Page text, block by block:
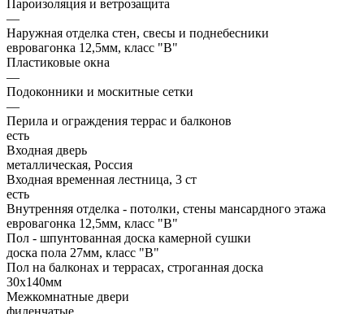
Пароизоляция и ветрозащита
—
Наружная отделка стен, свесы и поднебесники
евровагонка 12,5мм, класс "В"
Пластиковые окна
—
Подоконники и москитные сетки
—
Перила и ограждения террас и балконов
есть
Входная дверь
металлическая, Россия
Входная временная лестница, 3 ст
есть
Внутренняя отделка - потолки, стены мансардного этажа
евровагонка 12,5мм, класс "В"
Пол - шпунтованная доска камерной сушки
доска пола 27мм, класс "B"
Пол на балконах и террасах, строганная доска
30x140мм
Межкомнатные двери
филенчатые